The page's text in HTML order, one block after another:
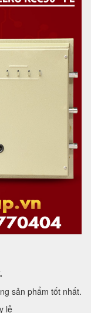
sản phẩm tốt nhất.
lễ